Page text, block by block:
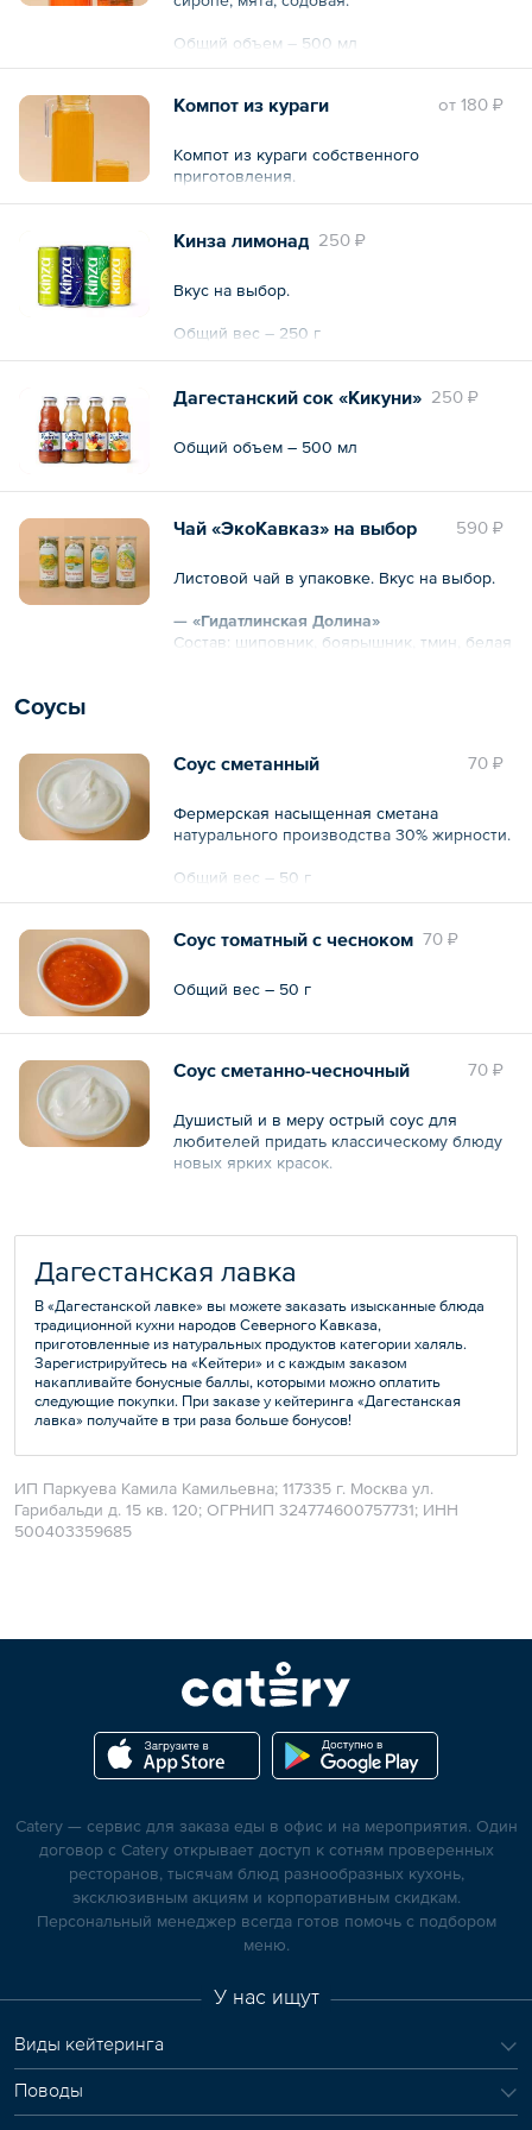
Шоколадный батончик с абрикосовой
молоко, какао тертое, какао масло,
Общий вес – 30 г
Общий объем – 500 мл
oт 180 ₽
Компот из кураги
Компот из кураги собственного
приготовления.
250 ₽
Кинза лимонад
Вкус на выбор.
Общий вес – 250 г
250 ₽
Дагестанский сок «Кикуни»
Общий объем – 500 мл
590 ₽
Чай «ЭкоКавказ» на выбор
Листовой чай в упаковке. Вкус на выбор.
— «Гидатлинская Долина»
Состав: шиповник, боярышник, тмин, белая
горного шиповника.
— «Хочбар»
Состав: чай черный байховый высший
горный тмин.
Соусы
70 ₽
Соус сметанный
Фермерская насыщенная сметана
натурального производства 30% жирности.
Общий вес – 50 г
70 ₽
Соус томатный с чесноком
Общий вес – 50 г
70 ₽
Соус сметанно-чесночный
Душистый и в меру острый соус для
любителей придать классическому блюду
новых ярких красок.
Дагестанская лавка
В «Дагестанской лавке» вы можете заказать изысканные блюда
традиционной кухни народов Северного Кавказа,
приготовленные из натуральных продуктов категории халяль.
Зарегистрируйтесь на «Кейтери» и с каждым заказом
накапливайте бонусные баллы, которыми можно оплатить
следующие покупки. При заказе у кейтеринга «Дагестанская
лавка» получайте в три раза больше бонусов!
ИП Паркуева Камила Камильевна; 117335 г. Москва ул.
Гарибальди д. 15 кв. 120; ОГРНИП 324774600757731; ИНН
500403359685
Catery — сервис для заказа еды в офис и на мероприятия. Один
договор с Catery открывает доступ к сотням проверенных
ресторанов, тысячам блюд разнообразных кухонь,
эксклюзивным акциям и корпоративным скидкам.
Персональный менеджер всегда готов помочь с подбором
меню.
У нас ищут
Виды кейтеринга
Поводы